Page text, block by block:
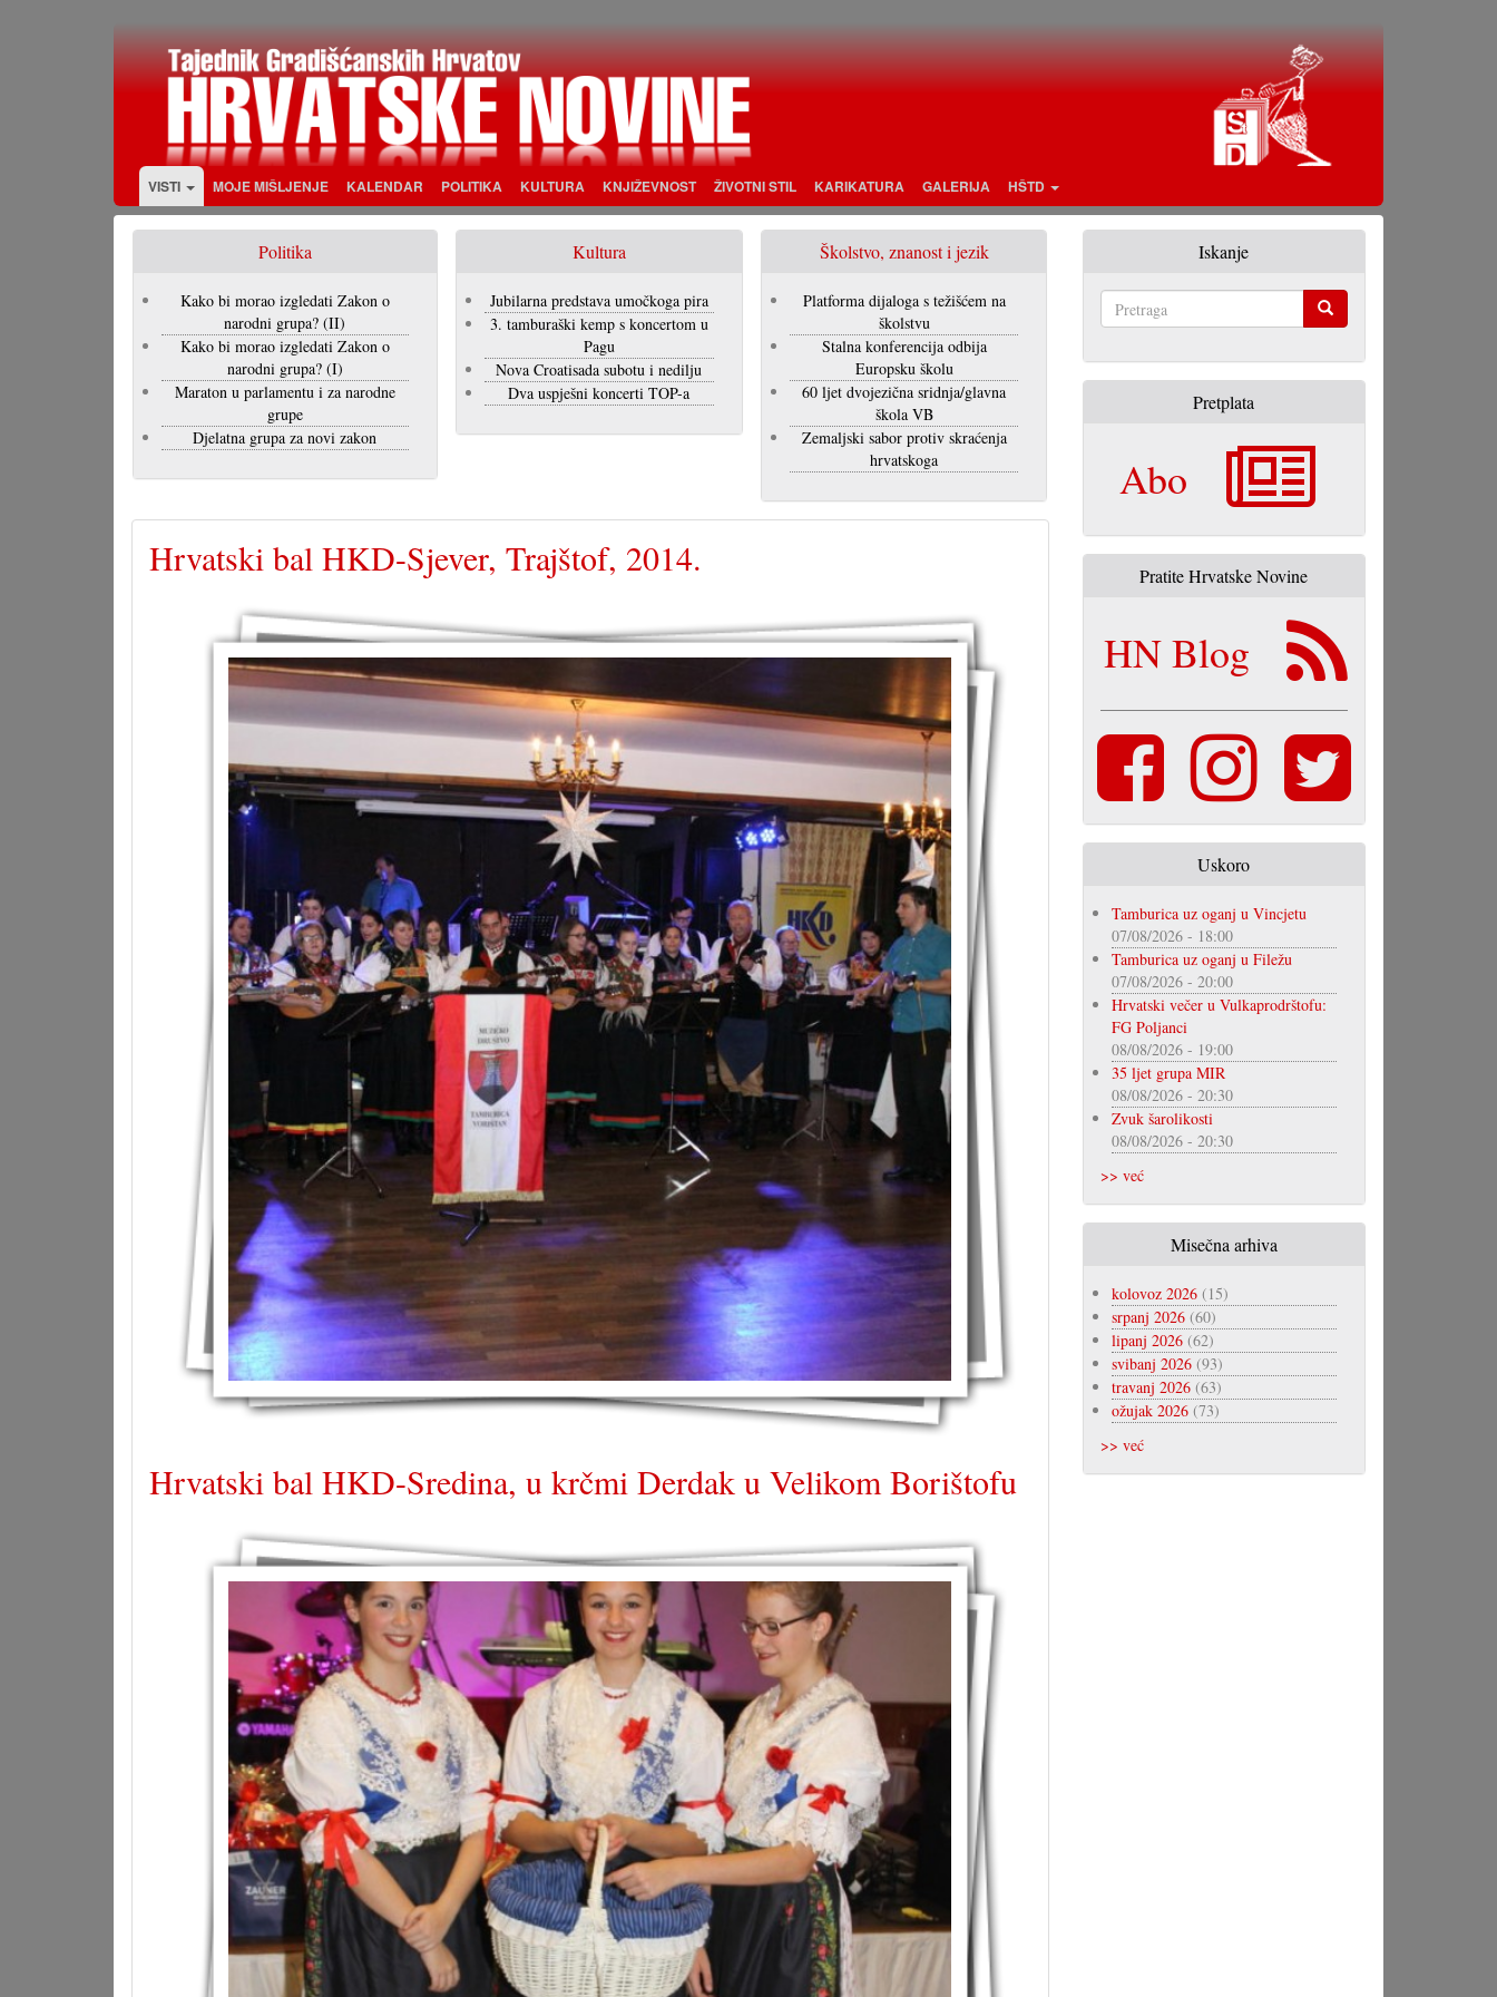
VISTI MOJE MIŠLJENJE KALENDAR POLITIKA KULTURA KNJIŽEVNOST ŽIVOTNI STIL KARIKATURA GALERIJA HŠTD
Politika
Kako bi morao izgledati Zakon o
narodni grupa? (II)
Kako bi morao izgledati Zakon o
narodni grupa? (I)
Maraton u parlamentu i za narodne
grupe
Djelatna grupa za novi zakon
Kultura
Jubilarna predstava umočkoga pira
3. tamburaški kemp s koncertom u
Pagu
Nova Croatisada subotu i nedilju
Dva uspješni koncerti TOP-a
Školstvo, znanost i jezik
Platforma dijaloga s težišćem na
školstvu
Stalna konferencija odbija
Europsku školu
60 ljet dvojezična sridnja/glavna
škola VB
Zemaljski sabor protiv skraćenja
hrvatskoga
Hrvatski bal HKD-Sjever, Trajštof, 2014.
Hrvatski bal HKD-Sredina, u krčmi Derdak u Velikom Borištofu
Iskanje
Pretplata
Abo
Pratite Hrvatske Novine
HN Blog
Uskoro
Tamburica uz oganj u Vincjetu
07/08/2026 - 18:00
Tamburica uz oganj u Filežu
07/08/2026 - 20:00
Hrvatski večer u Vulkaprodrštofu:
FG Poljanci
08/08/2026 - 19:00
35 ljet grupa MIR
08/08/2026 - 20:30
Zvuk šarolikosti
08/08/2026 - 20:30
>> već
Misečna arhiva
kolovoz 2026(15)
srpanj 2026(60)
lipanj 2026(62)
svibanj 2026(93)
travanj 2026(63)
ožujak 2026(73)
>> već